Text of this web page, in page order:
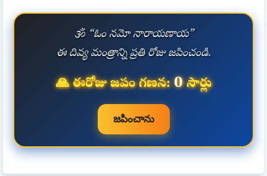
🕉️ “ఓం నమో నారాయణాయ”
ఈ దివ్య మంత్రాన్ని ప్రతి రోజు జపించండి.
🙏 ఈరోజు జపం గణన:0సార్లు
జపించాను